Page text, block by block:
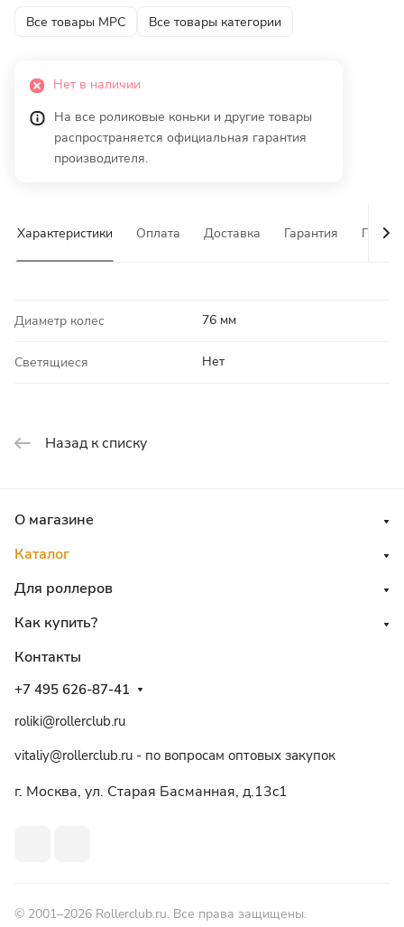
Все товары MPC Все товары категории
Нет в наличии
На все роликовые коньки и другие товары
распространяется официальная гарантия
производителя.
Характеристики Оплата Доставка Гарантия
Диаметр колес 76 мм
Светящиеся Нет
Назад к списку
О магазине
Каталог
Для роллеров
Как купить?
Контакты
+7 495 626-87-41
roliki@rollerclub.ru
vitaliy@rollerclub.ru - по вопросам оптовых закупок
г. Москва, ул. Старая Басманная, д.13c1
© 2001–2026 Rollerclub.ru. Все права защищены.